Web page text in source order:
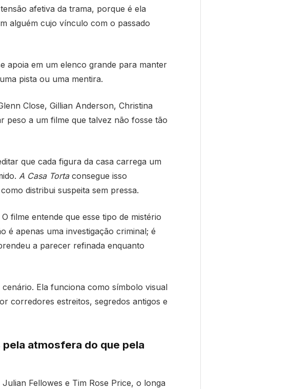
afetiva da trama, porque é ela
alguém cujo vínculo com o passado
apoia em um elenco grande para manter
pista ou uma mentira.
Close, Gillian Anderson, Christina
peso a um filme que talvez não fosse tão
que cada figura da casa carrega um
A Casa Tortaconsegue isso
distribui suspeita sem pressa.
filme entende que esse tipo de mistério
é apenas uma investigação criminal; é
a parecer refinada enquanto
Ela funciona como símbolo visual
corredores estreitos, segredos antigos e
atmosfera do que pela
Fellowes e Tim Rose Price, o longa